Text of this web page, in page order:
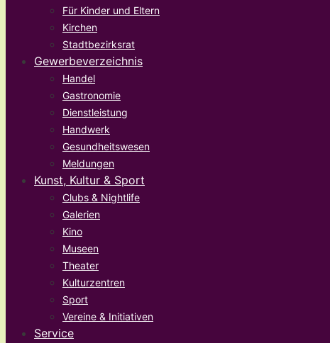
Für Kinder und Eltern
Kirchen
Stadtbezirksrat
Gewerbeverzeichnis
Handel
Gastronomie
Dienstleistung
Handwerk
Gesundheitswesen
Meldungen
Kunst, Kultur & Sport
Clubs & Nightlife
Galerien
Kino
Museen
Theater
Kulturzentren
Sport
Vereine & Initiativen
Service